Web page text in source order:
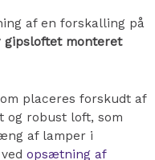
af en forskalling på
gipsloftet monteret
placeres forskudt af
og robust loft, som
af lamper i
opsætning af